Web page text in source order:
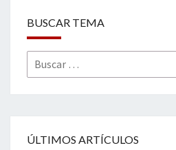
BUSCAR TEMA
Buscar
por:
ÚLTIMOS ARTÍCULOS